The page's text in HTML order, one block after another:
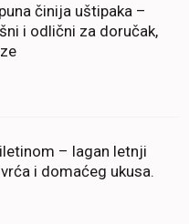
činija uštipaka –
i odlični za doručak,
– lagan letnji
i domaćeg ukusa.